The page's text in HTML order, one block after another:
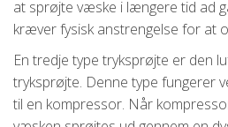
at sprøjte væske i længere tid ad
kræver fysisk anstrengelse for at
En tredje type tryksprøjte er den
tryksprøjte. Denne type fungerer
til en kompressor. Når